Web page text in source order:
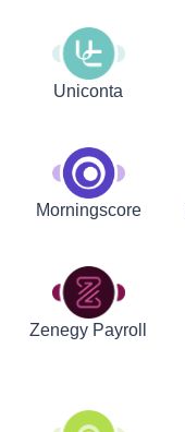
Uniconta
Morningscore
Zenegy Payroll